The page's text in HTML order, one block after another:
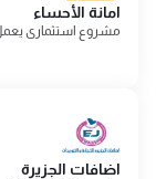
امانة الأحساء
مشروع استثمارى يعمل
اضافات الجزيرة